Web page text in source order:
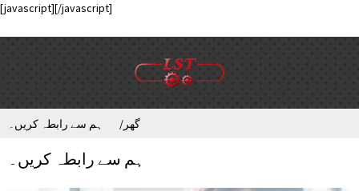
[javascript][/javascript]
گھر ہم سے رابطہ کریں۔
ہم سے رابطہ کریں۔